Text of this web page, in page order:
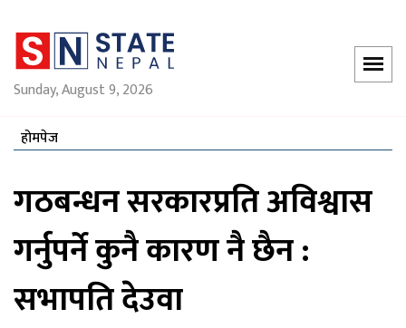
Sunday, August 9, 2026
होमपेज
गठबन्धन सरकारप्रति अविश्वास
गर्नुपर्ने कुनै कारण नै छैन :
सभापति देउवा